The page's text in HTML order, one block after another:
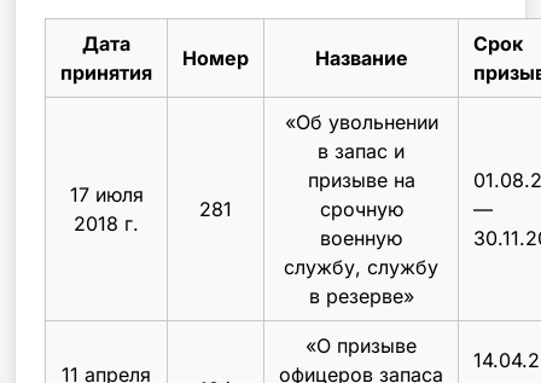
Дата
принятия
Номер Название
Срок
17 июля
2018 г.
281
«Об увольнении
в запас и
призыве на
срочную
военную
службу, службу
в резерве»
—
11 апреля
«О призыве
офицеров запаса